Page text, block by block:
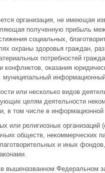
организация, не имеющая
полученную прибыль
социальных,
охраны здоровья граждан,
потребностей
конфликтов, оказания
муниципальный
или несколько видов
целям деятельности
в том числе в
или религиозных организаций
обществ, некоммерческих
и иных
в вышеназванном Федеральном